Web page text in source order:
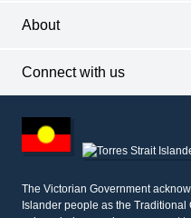
About
Connect with us
other
information
The Victorian Government
Islander people as the